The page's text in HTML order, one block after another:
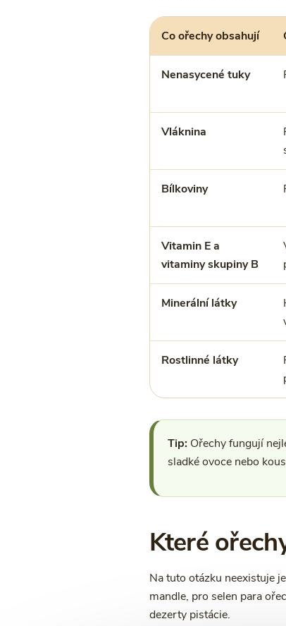
Co ořechy obsahují
Nenasycené tuky
Vláknina
Bílkoviny
Vitamin E a
vitaminy skupiny B
Minerální látky
Rostlinné látky
Tip:Ořechy fungují
sladké ovoce nebo
Které
Na tuto otázku neexistuje
mandle, pro selen para
dezerty pistácie.